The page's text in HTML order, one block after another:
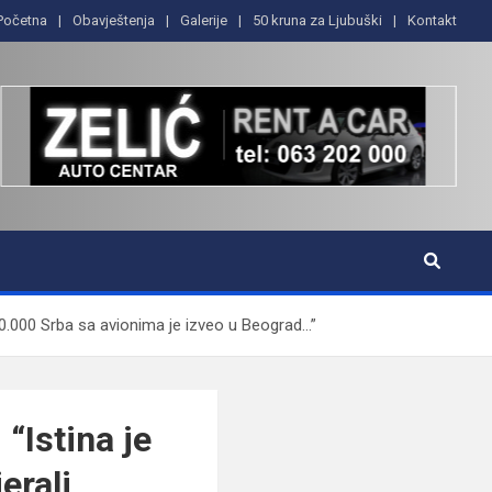
Obavještenja Galerije 50 kruna za Ljubuški Kontakt
Srba sa avionima je izveo u Beograd…”
“Istina je